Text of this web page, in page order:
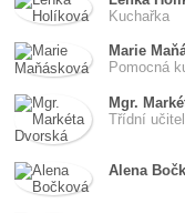
Kuchařka
Marie
Pomocná
Mgr.
Třídní
Alena